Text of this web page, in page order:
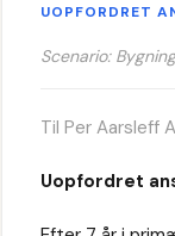
UOPFORDRET
Scenario:
Til Per Aarsleff
Uopfordret